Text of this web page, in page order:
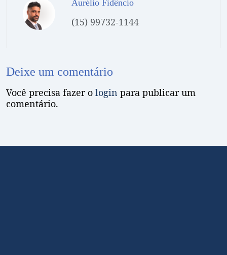
Aurélio Fidêncio
(15) 99732-1144
Deixe um comentário
Você precisa fazer o login para publicar um
comentário.